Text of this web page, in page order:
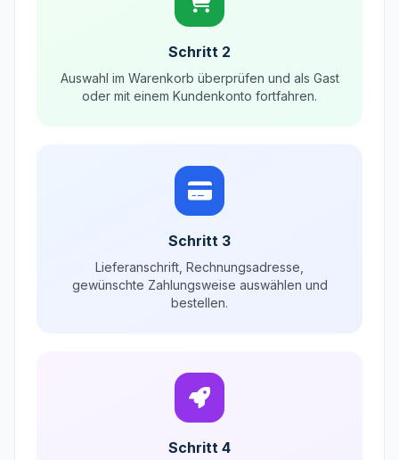
Schritt 2
Auswahl im Warenkorb überprüfen und als Gast
oder mit einem Kundenkonto fortfahren.
Schritt 3
Lieferanschrift, Rechnungsadresse,
gewünschte Zahlungsweise auswählen und
bestellen.
Schritt 4